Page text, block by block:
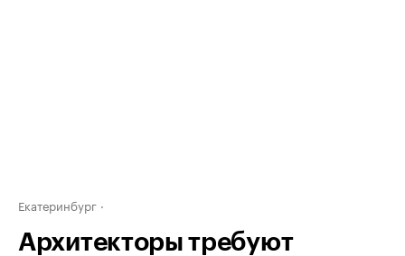
Екатеринбург
Архитекторы требуют